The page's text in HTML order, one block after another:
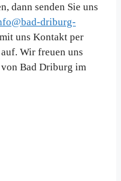
dann senden Sie uns
driburg-
uns Kontakt per
Wir freuen uns
Bad Driburg im